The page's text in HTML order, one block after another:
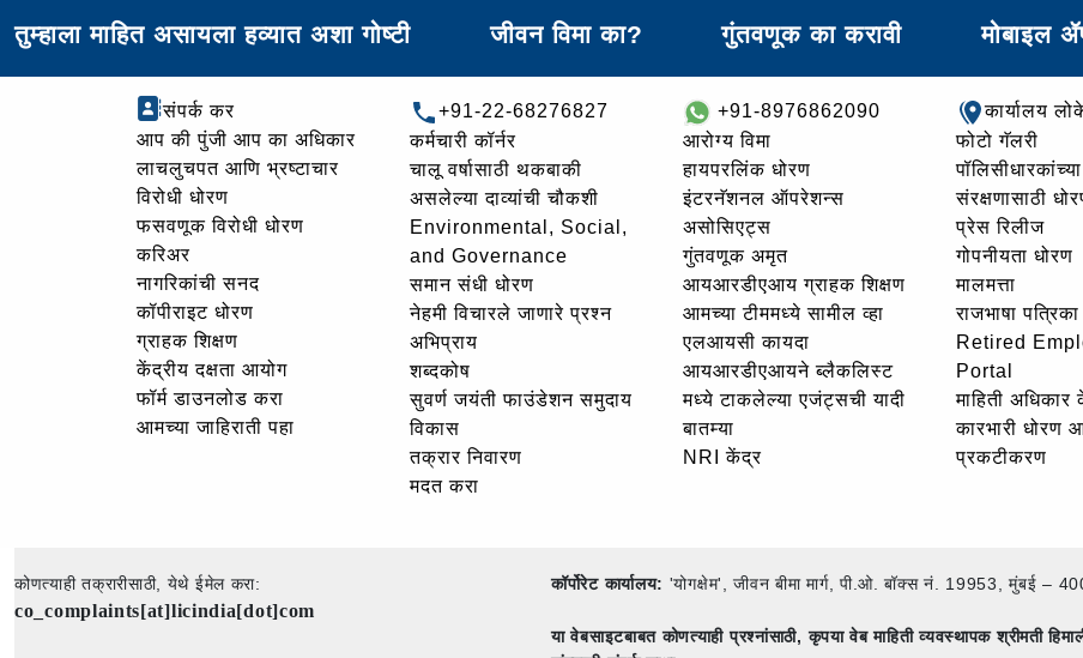
तुम्हाला माहित असायला हव्यात अशा गोष्टी जीवन विमा का? गुंतवणूक का करावी मोबाइल
संपर्क कर
आप की पुंजी आप का अधिकार
लाचलुचपत आणि भ्रष्टाचार
विरोधी धोरण
फसवणूक विरोधी धोरण
करिअर
नागरिकांची सनद
कॉपीराइट धोरण
ग्राहक शिक्षण
केंद्रीय दक्षता आयोग
फॉर्म डाउनलोड करा
आमच्या जाहिराती पहा
+91-22-68276827
कर्मचारी कॉर्नर
चालू वर्षासाठी थकबाकी
असलेल्या दाव्यांची चौकशी
Environmental, Social,
and Governance
समान संधी धोरण
नेहमी विचारले जाणारे प्रश्न
अभिप्राय
शब्दकोष
सुवर्ण जयंती फाउंडेशन समुदाय
विकास
तक्रार निवारण
मदत करा
+91-8976862090
आरोग्य विमा
हायपरलिंक धोरण
इंटरनॅशनल ऑपरेशन्स
असोसिएट्स
गुंतवणूक अमृत
आयआरडीएआय ग्राहक शिक्षण
आमच्या टीममध्ये सामील व्हा
एलआयसी कायदा
आयआरडीएआयने ब्लैकलिस्ट
मध्ये टाकलेल्या एजंट्सची यादी
बातम्या
NRI केंद्र
कार्यालय
फोटो गॅलरी
संरक्षणासाठी
प्रेस रिलीज
गोपनीयता धोरण
मालमत्ता
राजभाषा पत्रिका
Retired
Portal
माहिती अधिकार
कारभारी धोरण
प्रकटीकरण
कोणत्याही तक्रारीसाठी, येथे ईमेल करा:
co_complaints[at]licindia[dot]com
कॉर्पोरेट कार्यालय: 'योगक्षेम', जीवन बीमा मार्ग, पी.ओ. बॉक्स नं. 19953, मुंबई
या वेबसाइटबाबत कोणत्याही प्रश्नांसाठी, कृपया वेब माहिती व्यवस्थापक श्रीमती